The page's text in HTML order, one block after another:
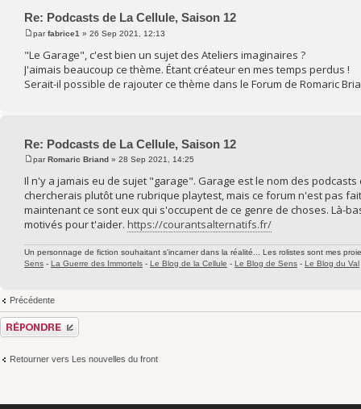
Re: Podcasts de La Cellule, Saison 12
parfabrice1 » 26 Sep 2021, 12:13
"Le Garage", c'est bien un sujet des Ateliers imaginaires ?
J'aimais beaucoup ce thème. Étant créateur en mes temps perdus !
Serait-il possible de rajouter ce thème dans le Forum de Romaric
Re: Podcasts de La Cellule, Saison 12
parRomaric Briand » 28 Sep 2021, 14:25
Il n'y a jamais eu de sujet "garage". Garage est le nom des
chercherais plutôt une rubrique playtest, mais ce forum n'est pas
maintenant ce sont eux qui s'occupent de ce genre de choses. Là-
motivés pour t'aider. https://courantsalternatifs.fr/
Un personnage de fiction souhaitant s'incarner dans la réalité... Les rolistes sont mes
Sens - La Guerre des Immortels - Le Blog de la Cellule - Le Blog de Sens - Le Blog du Val
Précédente
Répondre
Retourner vers Les nouvelles du front